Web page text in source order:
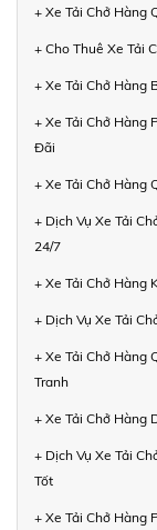
+ Xe Tải Chở Hàng
+ Cho Thuê Xe Tải
+ Xe Tải Chở Hàng
+ Xe Tải Chở Hàng
Đãi
+ Xe Tải Chở Hàng
+ Dịch Vụ Xe Tải
24/7
+ Xe Tải Chở Hàng
+ Dịch Vụ Xe Tải
+ Xe Tải Chở Hàng
Tranh
+ Xe Tải Chở Hàng
+ Dịch Vụ Xe Tải
Tốt
+ Xe Tải Chở Hàng